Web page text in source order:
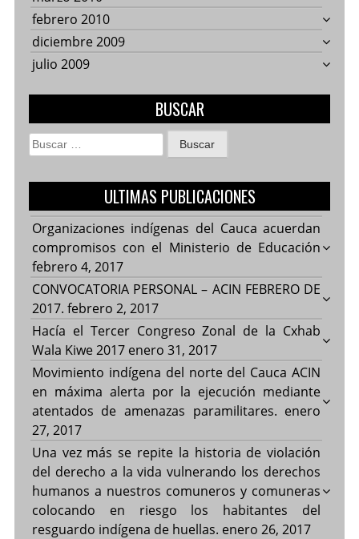
febrero 2010
diciembre 2009
julio 2009
BUSCAR
Buscar:
ULTIMAS PUBLICACIONES
Organizaciones indígenas del Cauca acuerdan
compromisos con el Ministerio de Educación
febrero 4, 2017
CONVOCATORIA PERSONAL – ACIN FEBRERO DE
2017. febrero 2, 2017
Hacía el Tercer Congreso Zonal de la Cxhab
Wala Kiwe 2017 enero 31, 2017
Movimiento indígena del norte del Cauca ACIN
en máxima alerta por la ejecución mediante
atentados de amenazas paramilitares. enero
27, 2017
Una vez más se repite la historia de violación
del derecho a la vida vulnerando los derechos
humanos a nuestros comuneros y comuneras
colocando en riesgo los habitantes del
resguardo indígena de huellas. enero 26, 2017